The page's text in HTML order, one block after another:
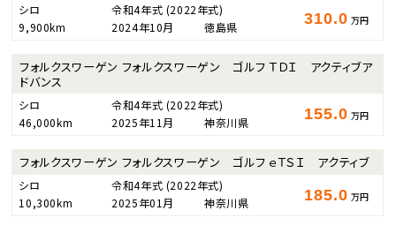
シロ 令和4年式 (2022年式)
9,900km
2024年10月 徳島県 310.0 万円
フォルクスワーゲン フォルクスワーゲン ゴルフ ＴＤＩ アクティブア
ドバンス
シロ 令和4年式 (2022年式)
46,000km
2025年11月 神奈川県 155.0 万円
フォルクスワーゲン フォルクスワーゲン ゴルフ ｅＴＳＩ アクティブ
シロ 令和4年式 (2022年式)
10,300km
2025年01月 神奈川県 185.0 万円